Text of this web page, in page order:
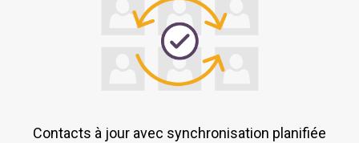
Contacts à jour avec synchronisation planifiée